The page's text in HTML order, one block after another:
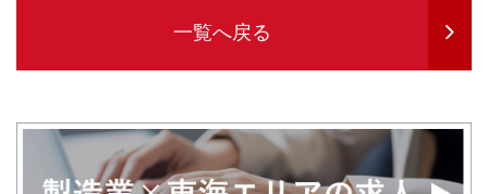
一覧へ戻る